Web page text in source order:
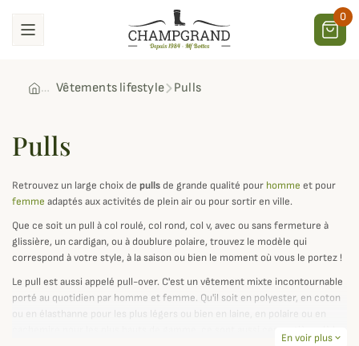
0
Vêtements lifestyle Pulls
Pulls
Retrouvez un large choix de pullsde grande qualité pour homme et pour
femme adaptés aux activités de plein air ou pour sortir en ville.
Que ce soit un pull à col roulé, col rond, col v, avec ou sans fermeture à
glissière, un cardigan, ou à doublure polaire, trouvez le modèle qui
correspond à votre style, à la saison ou bien le moment où vous le portez !
Le pull est aussi appelé pull-over. C'est un vêtement mixte incontournable
porté au quotidien par homme et femme. Qu'il soit en polyester, en coton
ou en élasthanne pour les plus légers ou bien en laine, en polaire ou en
En voir plus expand_more